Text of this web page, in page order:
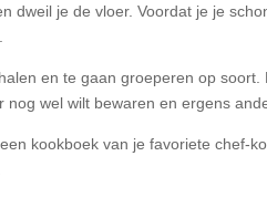
dweil je de vloer. Voordat je je
en te gaan groeperen op
wel wilt bewaren en ergens
kookboek van je favoriete chef-